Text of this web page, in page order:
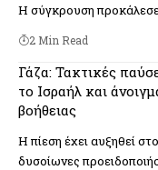
Η σύγκρουση προκάλεσε
2 Min Read
Γάζα: Τακτικές
το Ισραήλ και
βοήθειας
Η πίεση έχει αυξηθεί
δυσοίωνες